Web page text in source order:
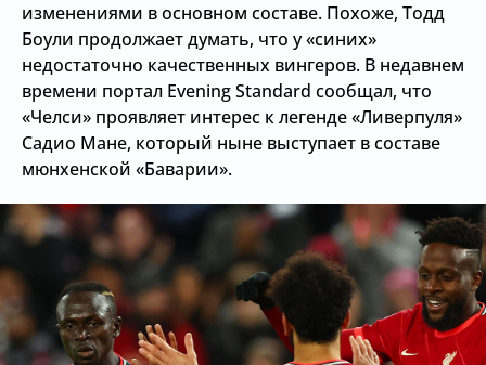
изменениями в основном составе. Похоже, Тодд
Боули продолжает думать, что у «синих»
недостаточно качественных вингеров. В недавнем
времени портал Evening Standard сообщал, что
«Челси» проявляет интерес к легенде «Ливерпуля»
Садио Мане, который ныне выступает в составе
мюнхенской «Баварии».
О сайте
Контакты